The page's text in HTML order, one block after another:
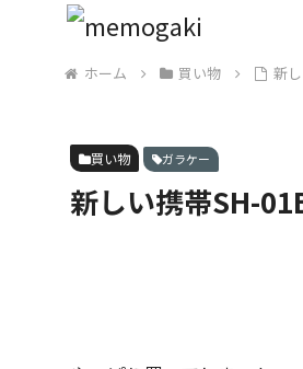
ホーム 買い物 新
買い物 ガラケー
新しい携帯SH-